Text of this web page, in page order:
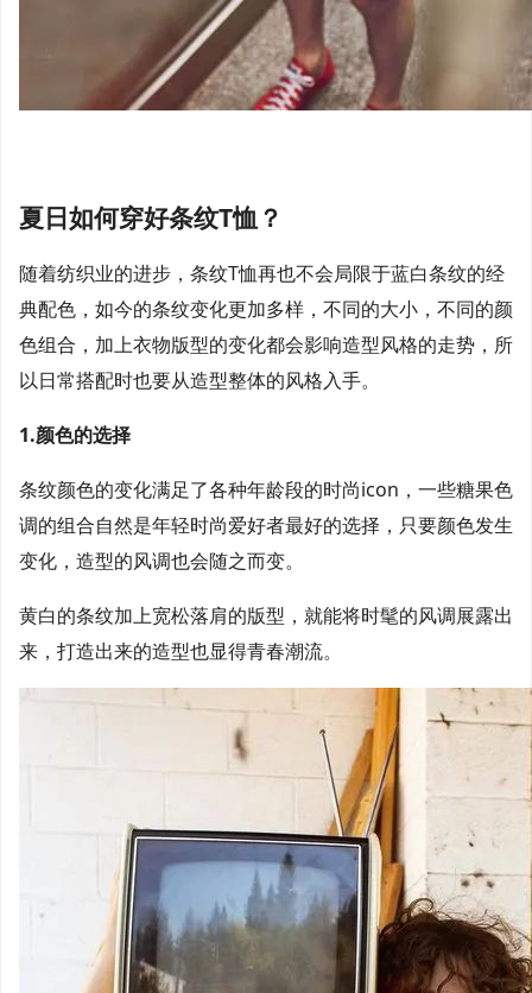
夏日如何穿好条纹T恤？
随着纺织业的进步，条纹T恤再也不会局限于蓝白条纹的经
典配色，如今的条纹变化更加多样，不同的大小，不同的颜
色组合，加上衣物版型的变化都会影响造型风格的走势，所
以日常搭配时也要从造型整体的风格入手。
1.颜色的选择
条纹颜色的变化满足了各种年龄段的时尚icon，一些糖果色
调的组合自然是年轻时尚爱好者最好的选择，只要颜色发生
变化，造型的风调也会随之而变。
黄白的条纹加上宽松落肩的版型，就能将时髦的风调展露出
来，打造出来的造型也显得青春潮流。